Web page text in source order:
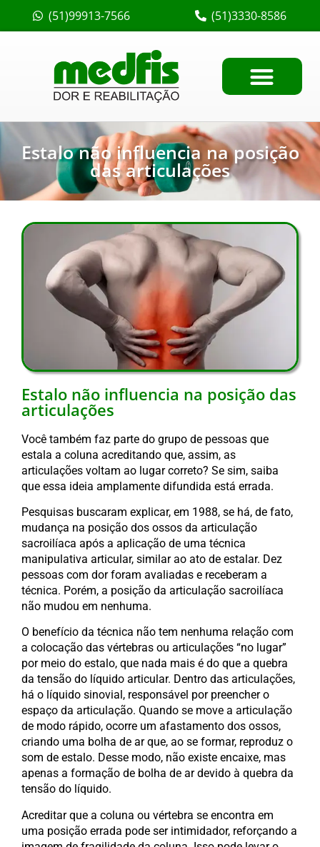
(51)99913-7566 (51)3330-8586
Estalo não influencia na posição
das articulações
Estalo não influencia na posição das
articulações
Você também faz parte do grupo de pessoas que
estala a coluna acreditando que, assim, as
articulações voltam ao lugar correto? Se sim, saiba
que essa ideia amplamente difundida está errada.
Pesquisas buscaram explicar, em 1988, se há, de fato,
mudança na posição dos ossos da articulação
sacroilíaca após a aplicação de uma técnica
manipulativa articular, similar ao ato de estalar. Dez
pessoas com dor foram avaliadas e receberam a
técnica. Porém, a posição da articulação sacroilíaca
não mudou em nenhuma.
O benefício da técnica não tem nenhuma relação com
a colocação das vértebras ou articulações “no lugar”
por meio do estalo, que nada mais é do que a quebra
da tensão do líquido articular. Dentro das articulações,
há o líquido sinovial, responsável por preencher o
espaço da articulação. Quando se move a articulação
de modo rápido, ocorre um afastamento dos ossos,
criando uma bolha de ar que, ao se formar, reproduz o
som de estalo. Desse modo, não existe encaixe, mas
apenas a formação de bolha de ar devido à quebra da
tensão do líquido.
Acreditar que a coluna ou vértebra se encontra em
uma posição errada pode ser intimidador, reforçando a